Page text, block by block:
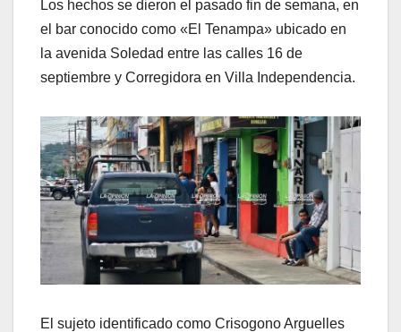
Los hechos se dieron el pasado fin de semana, en
el bar conocido como «El Tenampa» ubicado en
la avenida Soledad entre las calles 16 de
septiembre y Corregidora en Villa Independencia.
El sujeto identificado como Crisogono Arguelles